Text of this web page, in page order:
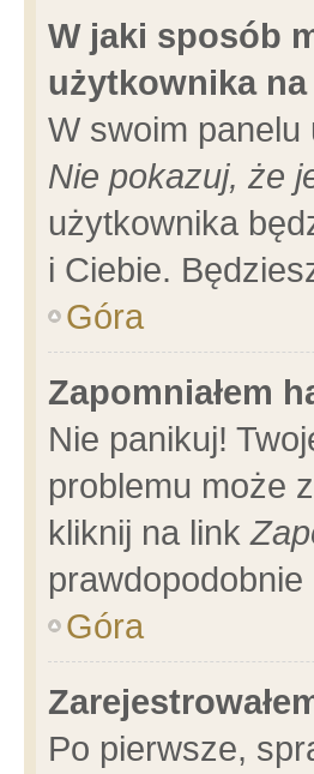
W jaki sposób
użytkownika
W swoim panelu
Nie pokazuj, że
użytkownika
i Ciebie.
Góra
Zapomniałem
Nie panikuj!
problemu może
kliknij na link
prawdopodobnie
Góra
Po pierwsze,